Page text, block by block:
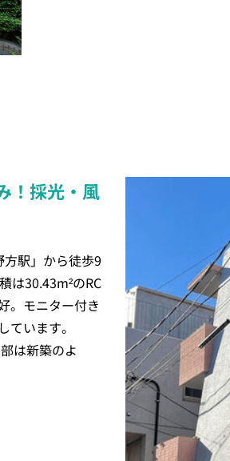
！採光・風
駅」から徒歩9
は30.43m²のRC
。モニター付き
います。
は新築のよ